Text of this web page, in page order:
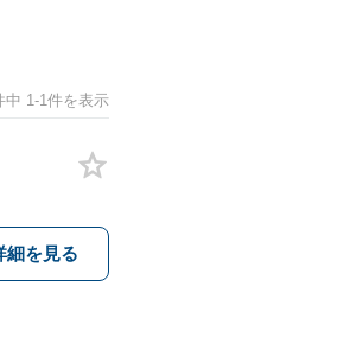
中 1-1件を表示
細を見る